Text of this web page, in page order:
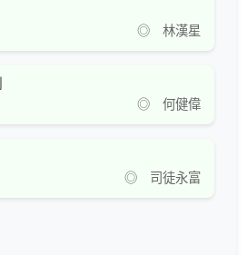
◎ 林漢星
◎ 何健偉
◎ 司徒永富